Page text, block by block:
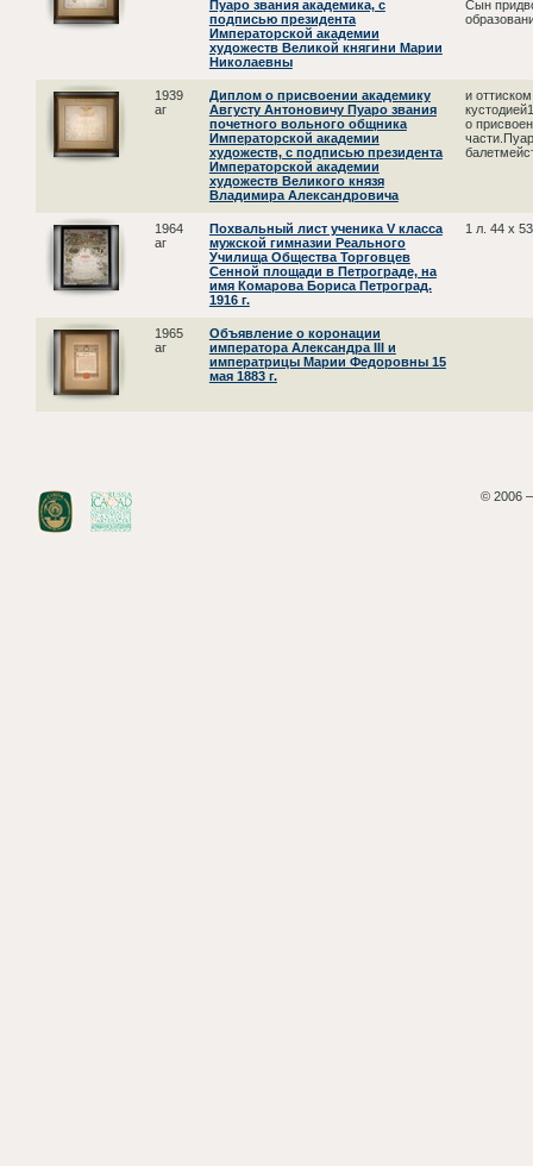
Пуаро звания академика, с
подписью президента
Императорской академии
художеств Великой княгини Марии
Николаевны
Сын
1939
аг
Диплом о присвоении академику
Августу Антоновичу Пуаро звания
почетного вольного общника
Императорской академии
художеств, с подписью президента
Императорской академии
художеств Великого князя
Владимира Александровича
и
о
1964
аг
Похвальный лист ученика V класса
мужской гимназии Реального
Училища Общества Торговцев
Сенной площади в Петрограде, на
имя Комарова Бориса Петроград.
1916 г.
1 л. 44 х
1965
аг
Объявление о коронации
императора Александра III и
императрицы Марии Федоровны 15
мая 1883 г.
© 2006